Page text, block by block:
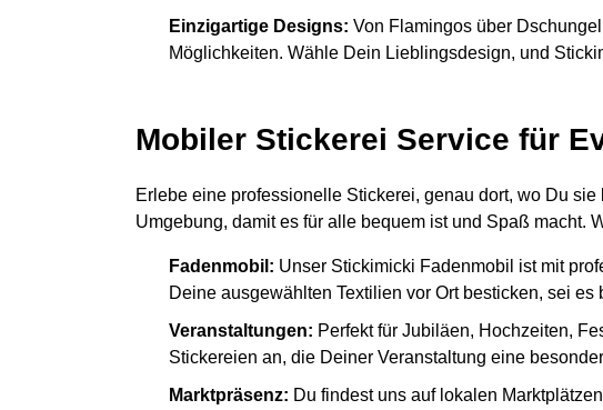
Einzigartige Designs: Von Flamingos über
Möglichkeiten. Wähle Dein Lieblingsdesign, und
Mobiler Stickerei Service für
Erlebe eine professionelle Stickerei, genau dort, wo Du
Umgebung, damit es für alle bequem ist und Spaß macht.
Fadenmobil: Unser Stickimicki Fadenmobil ist mit
Deine ausgewählten Textilien vor Ort besticken, sei
Veranstaltungen: Perfekt für Jubiläen, Hochzeiten,
Stickereien an, die Deiner Veranstaltung eine
Marktpräsenz: Du findest uns auf lokalen